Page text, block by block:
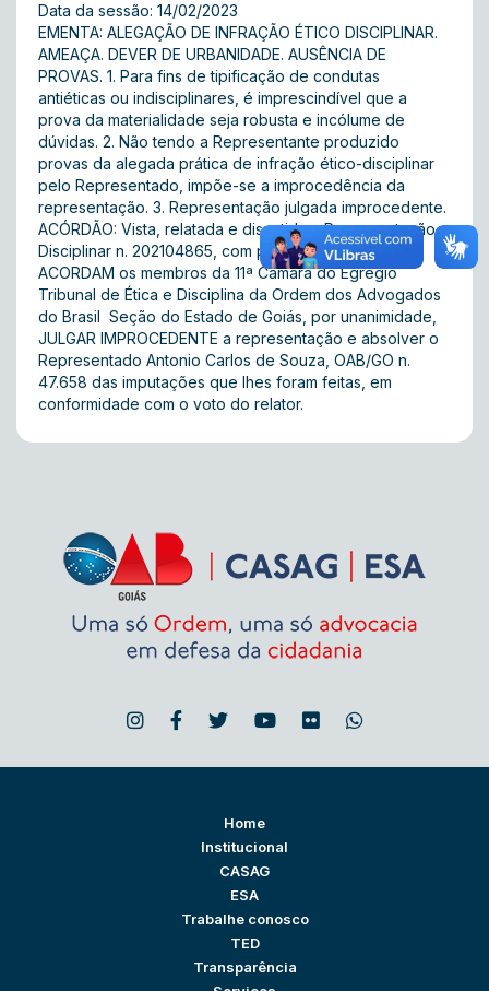
Data da sessão: 14/02/2023
EMENTA: ALEGAÇÃO DE INFRAÇÃO ÉTICO DISCIPLINAR.
AMEAÇA. DEVER DE URBANIDADE. AUSÊNCIA DE
PROVAS. 1. Para fins de tipificação de condutas
antiéticas ou indisciplinares, é imprescindível que a
prova da materialidade seja robusta e incólume de
dúvidas. 2. Não tendo a Representante produzido
provas da alegada prática de infração ético-disciplinar
pelo Representado, impõe-se a improcedência da
representação. 3. Representação julgada improcedente.
ACÓRDÃO: Vista, relatada e discutida a Representação
Disciplinar n. 202104865, com partes já qualificadas,
ACORDAM os membros da 11ª Câmara do Egrégio
Tribunal de Ética e Disciplina da Ordem dos Advogados
do Brasil  Seção do Estado de Goiás, por unanimidade,
JULGAR IMPROCEDENTE a representação e absolver o
Representado Antonio Carlos de Souza, OAB/GO n.
47.658 das imputações que lhes foram feitas, em
conformidade com o voto do relator.
Home
Institucional
CASAG
ESA
Trabalhe conosco
TED
Transparência